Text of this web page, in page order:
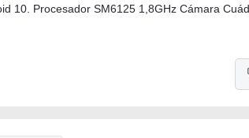
10. Procesador SM6125 1,8GHz Cámara